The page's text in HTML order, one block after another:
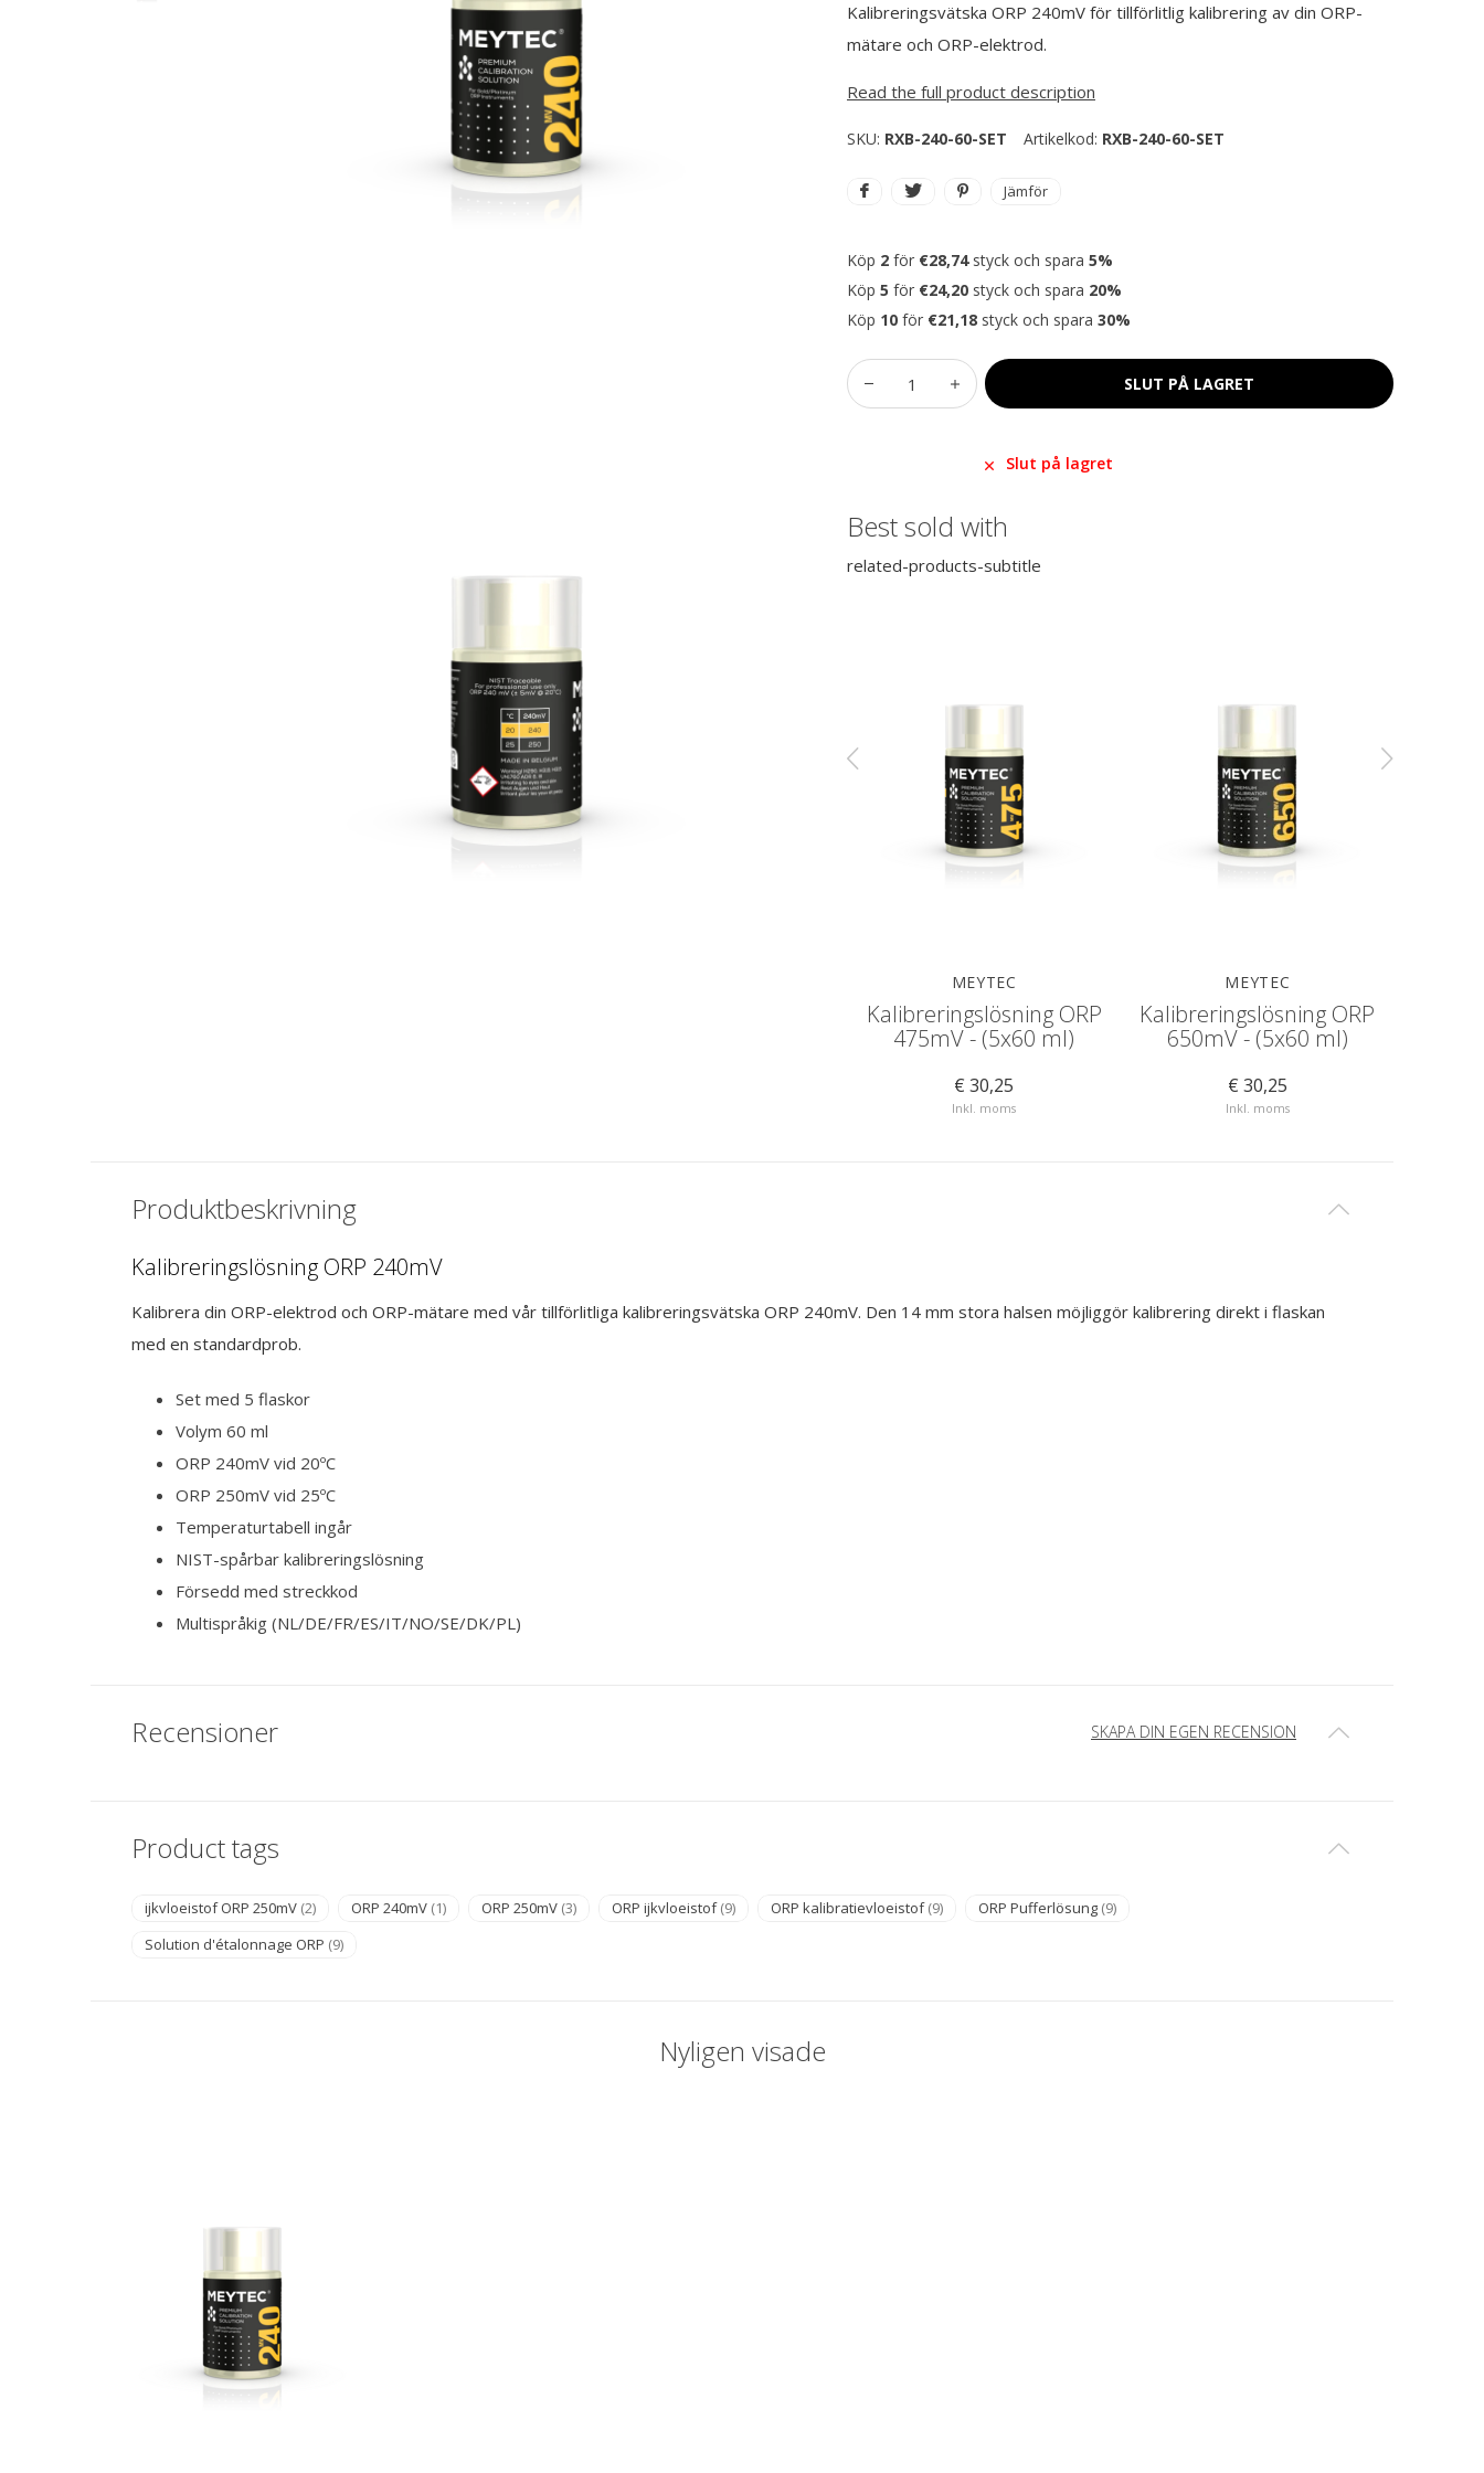
Kalibreringsvätska ORP 240mV för tillförlitlig kalibrering av din ORP-
mätare och ORP-elektrod.
Read the full product description
SKU: RXB-240-60-SET Artikelkod: RXB-240-60-SET
Jämför
Köp 2 för €28,74styck och spara 5%
Köp 5 för €24,20 styck och spara 20%
Köp 10 för €21,18 styck och spara 30%
SLUT PÅ LAGRET
Slut på lagret
Best sold with
related-products-subtitle
MEYTEC
Kalibreringslösning ORP
475mV - (5x60 ml)
€ 30,25
Inkl. moms
MEYTEC
Kalibreringslösning ORP
650mV - (5x60 ml)
€ 30,25
Inkl. moms
Produktbeskrivning
Kalibreringslösning ORP 240mV
Kalibrera din ORP-elektrod och ORP-mätare med vår tillförlitliga kalibreringsvätska ORP 240mV. Den 14 mm stora halsen möjliggör kalibrering direkt i flaskan
med en standardprob.
Set med 5 flaskor
Volym 60 ml
ORP 240mV vid 20ºC
ORP 250mV vid 25ºC
Temperaturtabell ingår
NIST-spårbar kalibreringslösning
Försedd med streckkod
Multispråkig (NL/DE/FR/ES/IT/NO/SE/DK/PL)
Recensioner SKAPA DIN EGEN RECENSION
Product tags
ijkvloeistof ORP 250mV (2) ORP 240mV (1) ORP 250mV (3) ORP ijkvloeistof(9) ORP kalibratievloeistof(9) ORP Pufferlösung (9)
Solution d'étalonnage ORP (9)
Nyligen visade